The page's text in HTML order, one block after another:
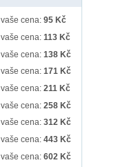
vaše cena: 95 Kč
vaše cena: 113 Kč
vaše cena: 138 Kč
vaše cena: 171 Kč
vaše cena: 211 Kč
vaše cena: 258 Kč
vaše cena: 312 Kč
vaše cena: 443 Kč
vaše cena: 602 Kč